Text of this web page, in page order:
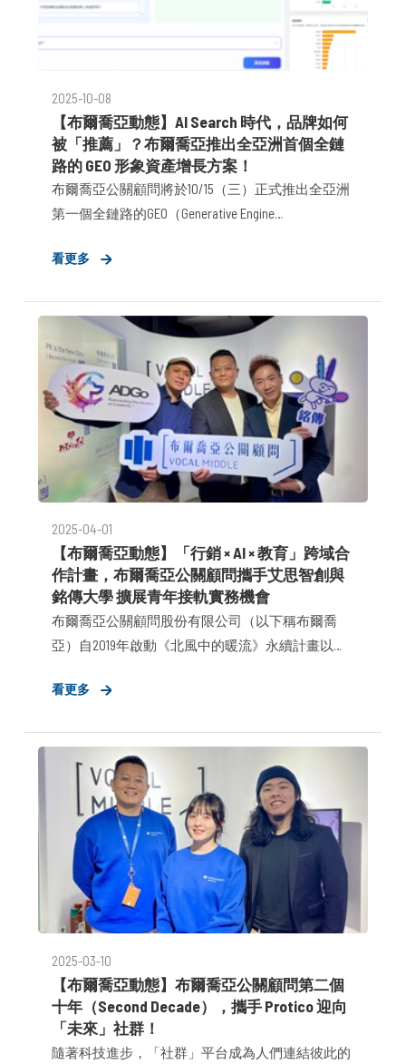
2025-10-08
【布爾喬亞動態】AI Search 時代，品牌如何
被「推薦」？布爾喬亞推出全亞洲首個全鏈
路的 GEO 形象資產增長方案！
布爾喬亞公關顧問將於10/15（三）正式推出全亞洲
第一個全鏈路的GEO（Generative Engine
GEO，透過以「GEO優化」而生的策略形象報告（G.
看更多
2025-04-01
【布爾喬亞動態】「行銷 × AI × 教育」跨域合
作計畫，布爾喬亞公關顧問攜手艾思智創與
銘傳大學 擴展青年接軌實務機會
布爾喬亞公關顧問股份有限公司（以下稱布爾喬
亞）自2019年啟動《北風中的暖流》永續計畫以
轉型為ESG倡議，尤其強調鏈結企業資源為青年賦
暨執行長鄧耀中表示，此計畫源於對未來世代的關
切，旨在透過結合創新資源與機會，為青年在職涯
探索和人格塑形的路上開啟新的視野。今年，布爾
喬亞正式宣告與艾思智創及銘傳大學傳播學院攜手
合作，結合「行銷 × AI × 教育」三方專業，為未來
行銷人才打造與業界實務接軌的學習與實戰機會。
看更多
2025-03-10
【布爾喬亞動態】布爾喬亞公關顧問第二個
十年（Second Decade），攜手 Protico 迎向
「未來」社群！
隨著科技進步，「社群」平台成為人們連結彼此的